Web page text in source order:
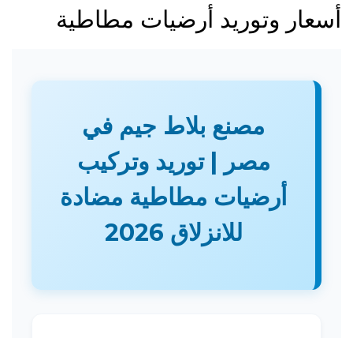
أسعار وتوريد أرضيات مطاطية
مصنع بلاط جيم في
مصر | توريد وتركيب
أرضيات مطاطية مضادة
للانزلاق 2026